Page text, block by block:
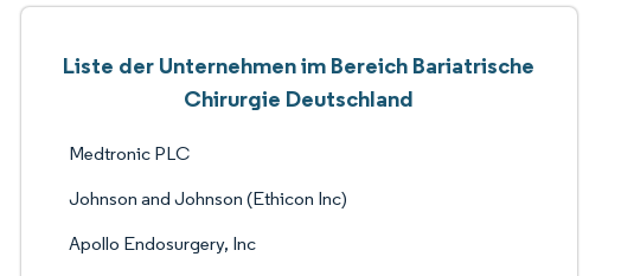
Liste der Unternehmen im Bereich Bariatrische
Chirurgie Deutschland
Medtronic PLC
Johnson and Johnson (Ethicon Inc)
Apollo Endosurgery, Inc